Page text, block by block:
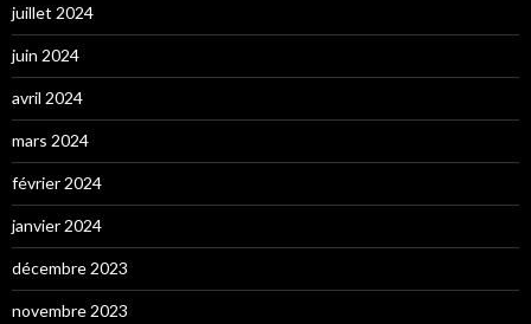
juillet 2024
juin 2024
avril 2024
mars 2024
février 2024
janvier 2024
décembre 2023
novembre 2023